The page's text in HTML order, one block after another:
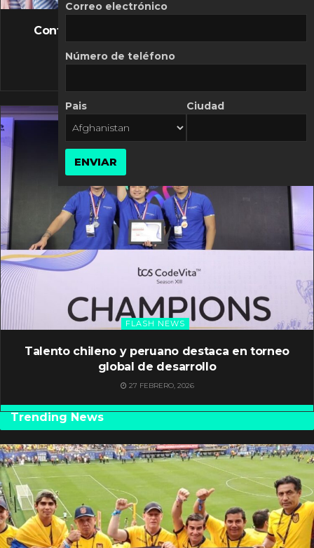
FLASH NEWS
Controversia de Mercado Libre por costos
10 MARZO, 2026
FLASH NEWS
Talento chileno y peruano destaca en torneo
global de desarrollo
27 FEBRERO, 2026
Trending News
Correo electrónico
Número de teléfono
Pais Ciudad
ENVIAR